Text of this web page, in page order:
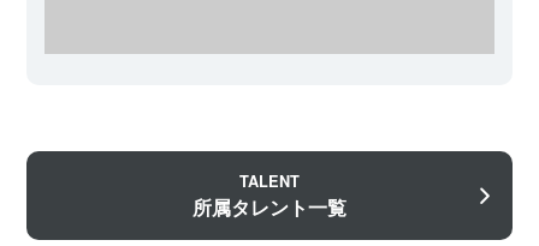
TALENT
所属タレント一覧